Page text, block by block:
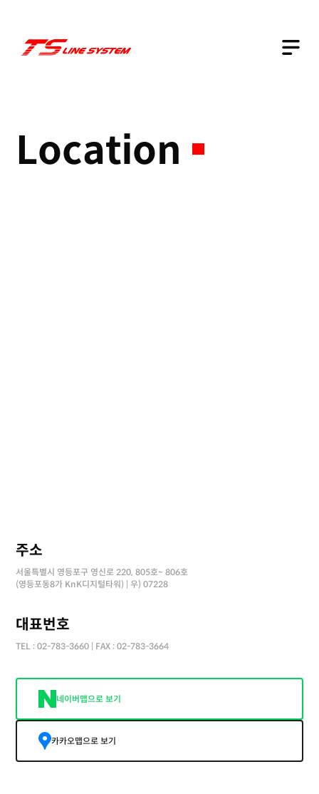
Business
Location
주소
서울특별시 영등포구 영신로 220, 805호~ 806호
(영등포동8가 KnK디지털타워) | 우) 07228
대표번호
TEL : 02-783-3660 | FAX : 02-783-3664
네이버맵으로 보기
카카오맵으로 보기